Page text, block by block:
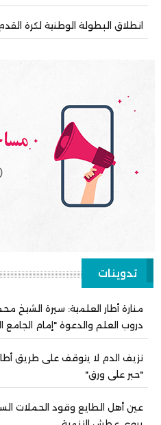
انطلاق البطولة الوطنية لكرة القدم لفئة تحت 13
تدوينات
منارة أطار العلمية: سيرة الشيخ
دروب العلم والدعوة "إمام الجامع
نزيف الدم لا يتوقف على طريق
"حبر على ورق"
عين أهل الطايع وقود الحملات